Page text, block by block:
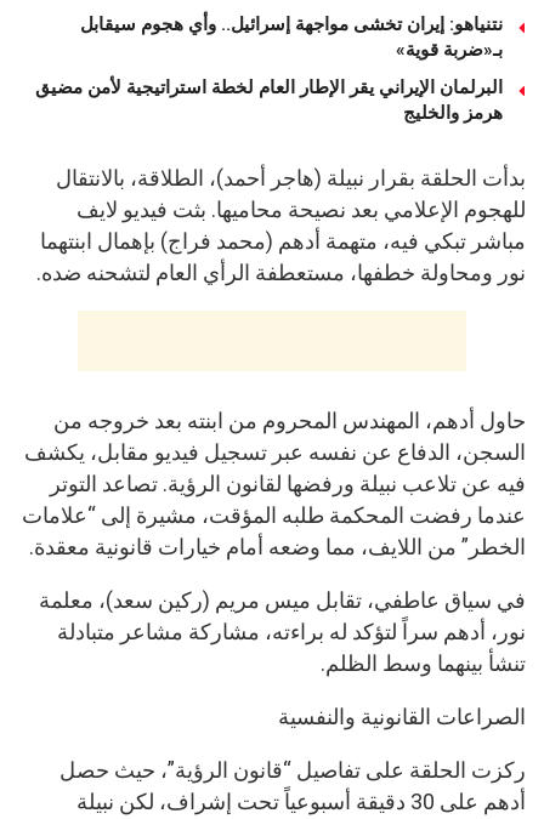
نتنياهو: إيران تخشى مواجهة إسرائيل.. وأي هجوم سيقابل
بـ«ضربة قوية»
البرلمان الإيراني يقر الإطار العام لخطة استراتيجية لأمن مضيق
هرمز والخليج
بدأت الحلقة بقرار نبيلة (هاجر أحمد)، الطلاقة، بالانتقال
للهجوم الإعلامي بعد نصيحة محاميها. بثت فيديو لايف
مباشر تبكي فيه، متهمة أدهم (محمد فراج) بإهمال ابنتهما
نور ومحاولة خطفها، مستعطفة الرأي العام لتشحنه ضده.
حاول أدهم، المهندس المحروم من ابنته بعد خروجه من
السجن، الدفاع عن نفسه عبر تسجيل فيديو مقابل، يكشف
فيه عن تلاعب نبيلة ورفضها لقانون الرؤية. تصاعد التوتر
عندما رفضت المحكمة طلبه المؤقت، مشيرة إلى “علامات
الخطر” من اللايف، مما وضعه أمام خيارات قانونية معقدة.
في سياق عاطفي، تقابل ميس مريم (ركين سعد)، معلمة
نور، أدهم سراً لتؤكد له براءته، مشاركة مشاعر متبادلة
تنشأ بينهما وسط الظلم.
الصراعات القانونية والنفسية
ركزت الحلقة على تفاصيل “قانون الرؤية”، حيث حصل
أدهم على 30 دقيقة أسبوعياً تحت إشراف، لكن نبيلة